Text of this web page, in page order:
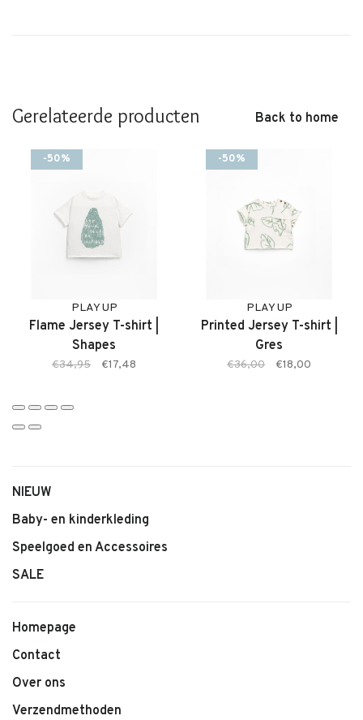
– Zwembroek met speelse print
– Comfortabel en prettig om te dragen
– Geschikt voor strand, zwembad en vakantie
– Makkelijk te combineren met andere zomeritems
– Tijdloos en duurzaam design
Productdetails:
– Merk: Play Up
– Type: Zwembroek
– Print: Printed
Gerelateerde producten Back to home
-50%
PLAY UP
Flame Jersey T-shirt |
Shapes
€34,95 €17,48
-50%
PLAY UP
Printed Jersey T-shirt |
Gres
€36,00 €18,00
NIEUW
Baby- en kinderkleding
Speelgoed en Accessoires
SALE
Homepage
Contact
Over ons
Verzendmethoden